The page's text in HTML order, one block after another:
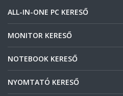
ALL-IN-ONE PC KERESŐ
MONITOR KERESŐ
NOTEBOOK KERESŐ
NYOMTATÓ KERESŐ